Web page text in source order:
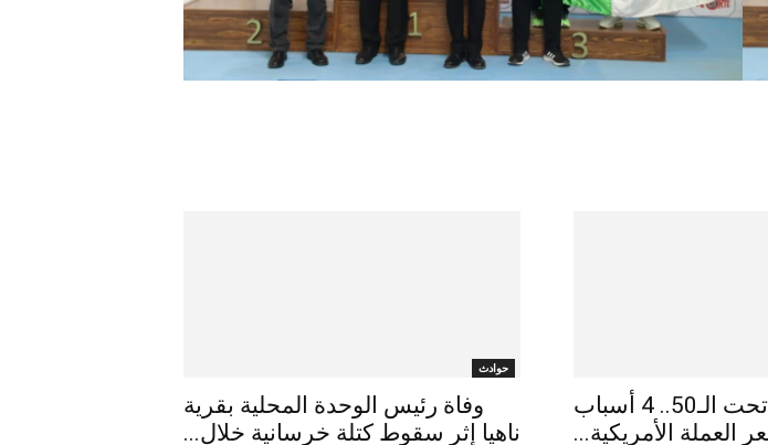
حوادث
وفاة رئيس الوحدة المحلية بقرية
ناهيا إثر سقوط كتلة خرسانية خلال...
الدولار يتراجع تحت الـ50.. 4 أسباب
العملة الأمريكية...